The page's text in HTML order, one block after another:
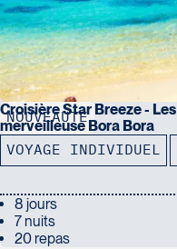
NOUVEAUTÉ
Croisière Star Breeze -
merveilleuse Bora Bora
VOYAGE INDIVIDUEL
8 jours
7 nuits
20 repas